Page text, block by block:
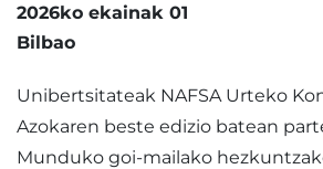
2026ko ekainak 01
Bilbao
Unibertsitateak NAFSA Urteko
Azokaren beste edizio batean
Munduko goi-mailako